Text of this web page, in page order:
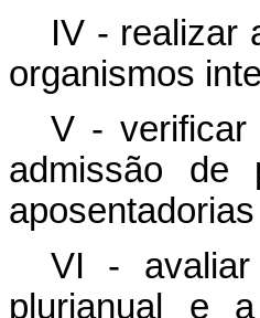
IV - realizar
organismos
V - verificar
admissão de
VI - avaliar
plurianual e